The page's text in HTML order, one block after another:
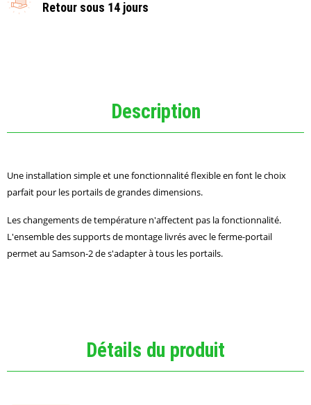
Retour sous 14 jours
Description
Une installation simple et une fonctionnalité flexible en font le choix
parfait pour les portails de grandes dimensions.
Les changements de température n'affectent pas la fonctionnalité.
L'ensemble des supports de montage livrés avec le ferme-portail
permet au Samson-2 de s'adapter à tous les portails.
Détails du produit